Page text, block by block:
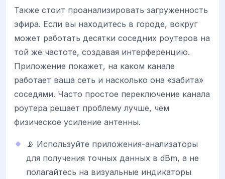
Также стоит проанализировать загруженность
эфира. Если вы находитесь в городе, вокруг
может работать десятки соседних роутеров на
той же частоте, создавая интерференцию.
Приложение покажет, на каком канале
работает ваша сеть и насколько она «забита»
соседями. Часто простое переключение канала
роутера решает проблему лучше, чем
физическое усиление антенны.
📡 Используйте приложения-анализаторы
для получения точных данных в dBm, а не
полагайтесь на визуальные индикаторы